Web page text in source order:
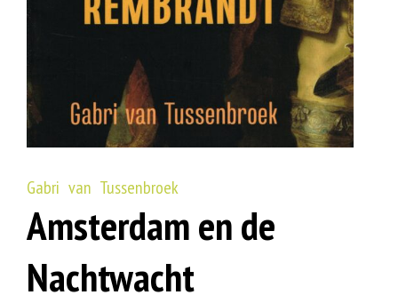
Gabri van Tussenbroek
Amsterdam en de
Nachtwacht